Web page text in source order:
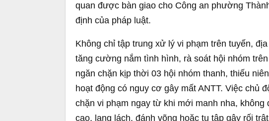
quan được bàn giao cho Công an phường
định của pháp luật.
Không chỉ tập trung xử lý vi phạm trên tuyến,
tăng cường nắm tình hình, rà soát hội nhóm
ngăn chặn kịp thời 03 hội nhóm thanh, thiếu
hoạt động có nguy cơ gây mất ANTT. Việc chủ
chặn vi phạm ngay từ khi mới manh nha,
cao, lạng lách, đánh võng hoặc tụ tập gây rối